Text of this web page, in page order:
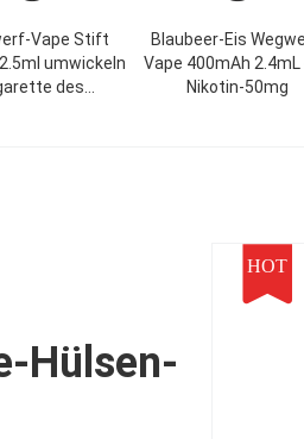
Vape Stift
umwickeln
des
Blaubeer-Eis
Vape 400mAh 2.4mL
Nikotin-50mg
Hülsen-
HOT